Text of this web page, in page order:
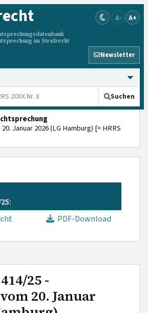
im Strafrecht
A- A+
Newsletter
Suchen
Januar 2026 (LG Hamburg) [= HRRS
PDF-Download
25 -
20. Januar